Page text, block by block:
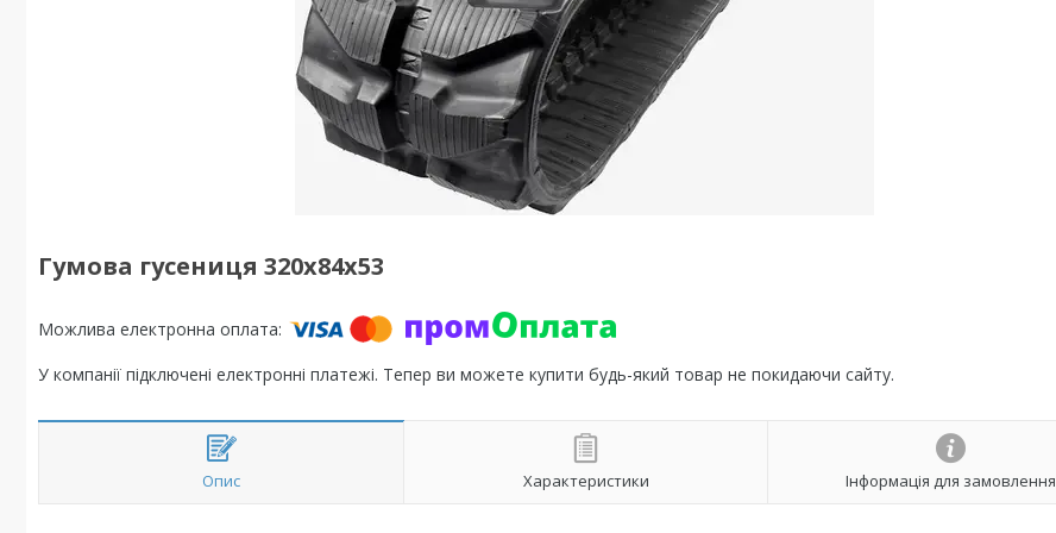
Гумова гусениця 320х84х53
У компанії підключені електронні платежі. Тепер ви можете купити будь-який товар не покидаючи сайту.
Опис Характеристики Інформація для замовлення